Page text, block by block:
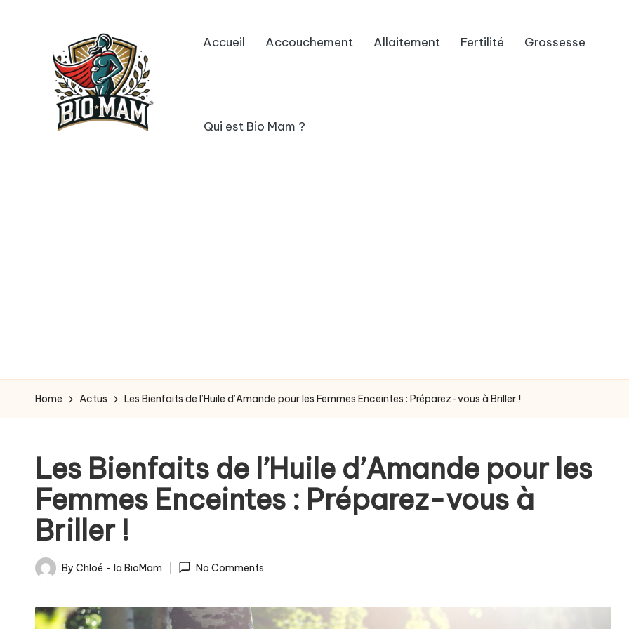
r
o
s
e
s
s
e
Accueil Accouchement Allaitement Fertilité Grossesse
Qui est Bio Mam ?
Home Actus Les Bienfaits de l’Huile d’Amande pour les Femmes Enceintes : Préparez-vous à Briller !
Les Bienfaits de l’Huile d’Amande pour les
Femmes Enceintes : Préparez-vous à
Briller !
Posted
By Chloé - la BioMam No Comments